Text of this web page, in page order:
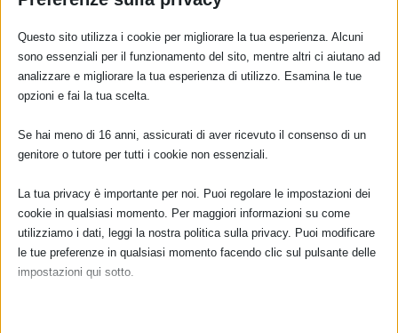
SAM 2009 – G.A.A.M. Carpi (MO)
2 Ottobre 2009
Questo sito utilizza i cookie per migliorare la tua esperienza. Alcuni
sono essenziali per il funzionamento del sito, mentre altri ci aiutano ad
analizzare e migliorare la tua esperienza di utilizzo. Esamina le tue
opzioni e fai la tua scelta.
Se hai meno di 16 anni, assicurati di aver ricevuto il consenso di un
genitore o tutore per tutti i cookie non essenziali.
La tua privacy è importante per noi. Puoi regolare le impostazioni dei
cookie in qualsiasi momento. Per maggiori informazioni su come
utilizziamo i dati, leggi la nostra politica sulla privacy. Puoi modificare
le tue preferenze in qualsiasi momento facendo clic sul pulsante delle
impostazioni qui sotto.